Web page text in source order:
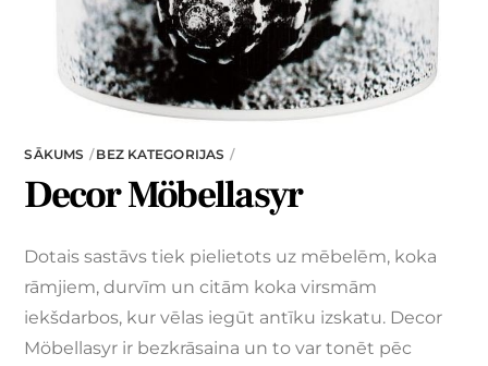
SĀKUMS BEZ KATEGORIJAS
Decor Möbellasyr
Dotais sastāvs tiek pielietots uz mēbelēm, koka
rāmjiem, durvīm un citām koka virsmām
iekšdarbos, kur vēlas iegūt antīku izskatu. Decor
Möbellasyr ir bezkrāsaina un to var tonēt pēc